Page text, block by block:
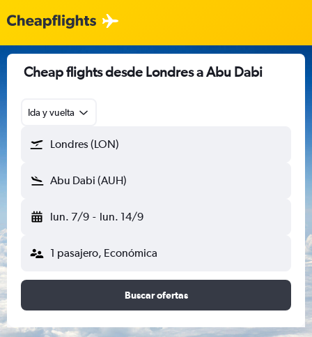
Cheap flights desde Londres a Abu Dabi
Ida y vuelta
Londres (LON)
Abu Dabi (AUH)
lun. 7/9 - lun. 14/9
1 pasajero, Económica
Buscar ofertas